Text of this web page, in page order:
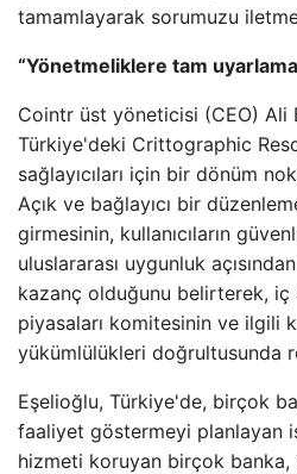
tamamlayarak sorumuzu
“Yönetmeliklere tam
Cointr üst yöneticisi (CEO) Ali
Türkiye'deki Crittographic
sağlayıcıları için bir dönüm
Açık ve bağlayıcı bir
girmesinin, kullanıcıların
uluslararası uygunluk
kazanç olduğunu belirterek, iç
piyasaları komitesinin ve ilgili
yükümlülükleri doğrultusunda
Eşelioğlu, Türkiye'de, birçok
faaliyet göstermeyi planlayan
hizmeti koruyan birçok banka,